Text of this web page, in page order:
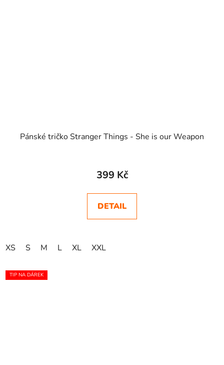
Pánské tričko Stranger Things - She is our Weapon
399 Kč
DETAIL
XS S M L XL XXL
TIP NA DÁREK